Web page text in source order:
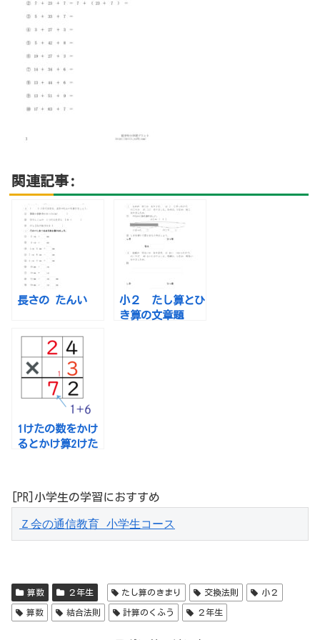
関連記事:
長さの たんい
小２ たし算とひ
き算の文章題
1けたの数をかけ
るとかけ算2けた
[PR]小学生の学習におすすめ
Ｚ会の通信教育 小学生コース
算数 ２年生 たし算のきまり 交換法則 小２
算数 結合法則 計算のくふう ２年生